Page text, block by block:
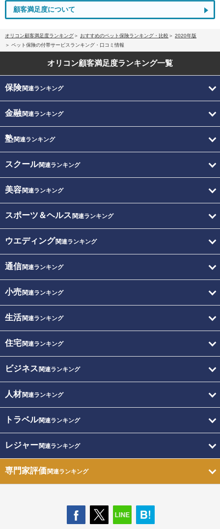
顧客満足度について
オリコン顧客満足度ランキング おすすめのペット保険ランキング・比較
2020年版
ペット保険の付帯サービスランキング・口コミ情報
オリコン顧客満足度ランキング一覧
保険関連ランキング
金融関連ランキング
塾関連ランキング
スクール関連ランキング
美容関連ランキング
スポーツ＆ヘルス 関連ランキング
ウエディング関連ランキング
通信関連ランキング
小売関連ランキング
生活関連ランキング
住宅関連ランキング
ビジネス 関連ランキング
人材関連ランキング
トラベル関連ランキング
レジャー関連ランキング
専門家評価関連ランキング